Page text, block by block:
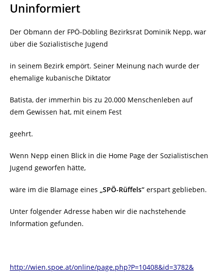
Uninformiert
Der Obmann der FPÖ-Döbling Bezirksrat Dominik Nepp, war
über die Sozialistische Jugend
in seinem Bezirk empört. Seiner Meinung nach wurde der
ehemalige kubanische Diktator
Batista, der immerhin bis zu 20.000 Menschenleben auf
dem Gewissen hat, mit einem Fest
geehrt.
Wenn Nepp einen Blick in die Home Page der Sozialistischen
Jugend geworfen hätte,
wäre im die Blamage eines „SPÖ-Rüffels“ erspart geblieben.
Unter folgender Adresse haben wir die nachstehende
Information gefunden.
http://wien.spoe.at/online/page.php?P=10408&id=3782&